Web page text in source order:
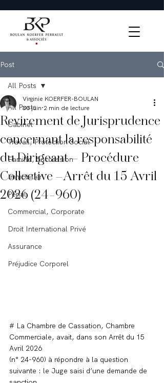
Post
All Posts
Cabinet
Travail, Protection Social
Famille, Succession
Immobilier
Pénal
Commercial, Corporate
Droit International Privé
Assurance
Préjudice Corporel
All Posts
Revirement de Jurisprudence
concernant la responsabilité
du Dirigeant – Procédure
Collective –Arrêt du 15 Avril
2026 (24-960)
Virginie KOERFER-BOULAN
30 juin 2 min de lecture
# La Chambre de Cassation, Chambre
Commerciale, avait, dans son Arrêt du 15
Avril 2026
(n° 24-960) à répondre à la question
suivante : le Juge saisi d’une demande de